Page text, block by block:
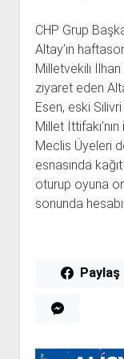
CHP Grup
Altay’ın
Milletvekili İlhan
ziyaret eden
Esen, eski
Millet
Meclis Üyeleri
esnasında
oturup oyuna
sonunda
Paylaş